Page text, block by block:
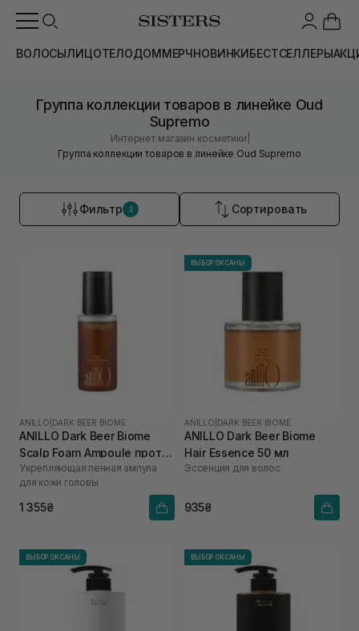
ВОЛОСЫЛИЦОТЕЛОДОММЕРЧНОВИНКИБЕСТСЕЛЛЕРЫ
Группа коллекции товаров в линейке Oud
Supremo
Интернет магазин косметики
Группа коллекции товаров в линейке Oud Supremo
Фильтр 2 Сортировать
ANILLO DARK BEER BIOME
ANILLO Dark Beer Biome
Scalp Foam Ampoule против
выпадения волос 95 мл
Укрепляющая пенная ампула
для кожи головы
1 355₴
ВЫБОР ОКСАНЫ
ANILLO DARK BEER BIOME
ANILLO Dark Beer Biome
Hair Essence 50 мл
Эссенция для волос
935₴
ВЫБОР ОКСАНЫ ВЫБОР ОКСАНЫ